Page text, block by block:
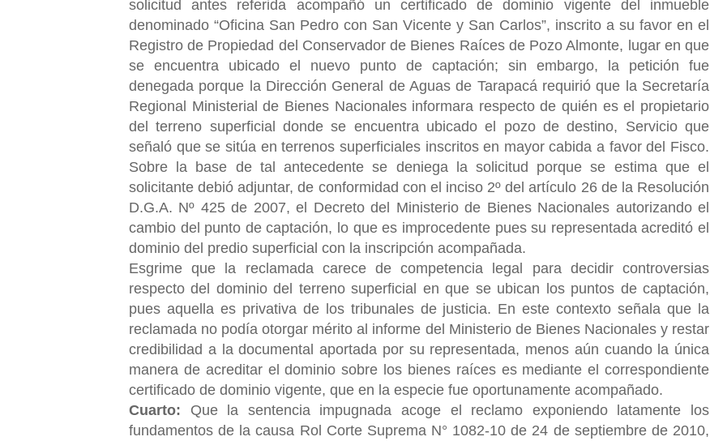
solicitud antes referida acompañó un certificado de dominio vigente del inmueble
denominado “Oficina San Pedro con San Vicente y San Carlos”, inscrito a su favor en el
Registro de Propiedad del Conservador de Bienes Raíces de Pozo Almonte, lugar en que
se encuentra ubicado el nuevo punto de captación; sin embargo, la petición fue
denegada porque la Dirección General de Aguas de Tarapacá requirió que la Secretaría
Regional Ministerial de Bienes Nacionales informara respecto de quién es el propietario
del terreno superficial donde se encuentra ubicado el pozo de destino, Servicio que
señaló que se sitúa en terrenos superficiales inscritos en mayor cabida a favor del Fisco.
Sobre la base de tal antecedente se deniega la solicitud porque se estima que el
solicitante debió adjuntar, de conformidad con el inciso 2º del artículo 26 de la Resolución
D.G.A. Nº 425 de 2007, el Decreto del Ministerio de Bienes Nacionales autorizando el
cambio del punto de captación, lo que es improcedente pues su representada acreditó el
dominio del predio superficial con la inscripción acompañada.
Esgrime que la reclamada carece de competencia legal para decidir controversias
respecto del dominio del terreno superficial en que se ubican los puntos de captación,
pues aquella es privativa de los tribunales de justicia. En este contexto señala que la
reclamada no podía otorgar mérito al informe del Ministerio de Bienes Nacionales y restar
credibilidad a la documental aportada por su representada, menos aún cuando la única
manera de acreditar el dominio sobre los bienes raíces es mediante el correspondiente
certificado de dominio vigente, que en la especie fue oportunamente acompañado.
Cuarto: Que la sentencia impugnada acoge el reclamo exponiendo latamente los
fundamentos de la causa Rol Corte Suprema N° 1082-10 de 24 de septiembre de 2010,